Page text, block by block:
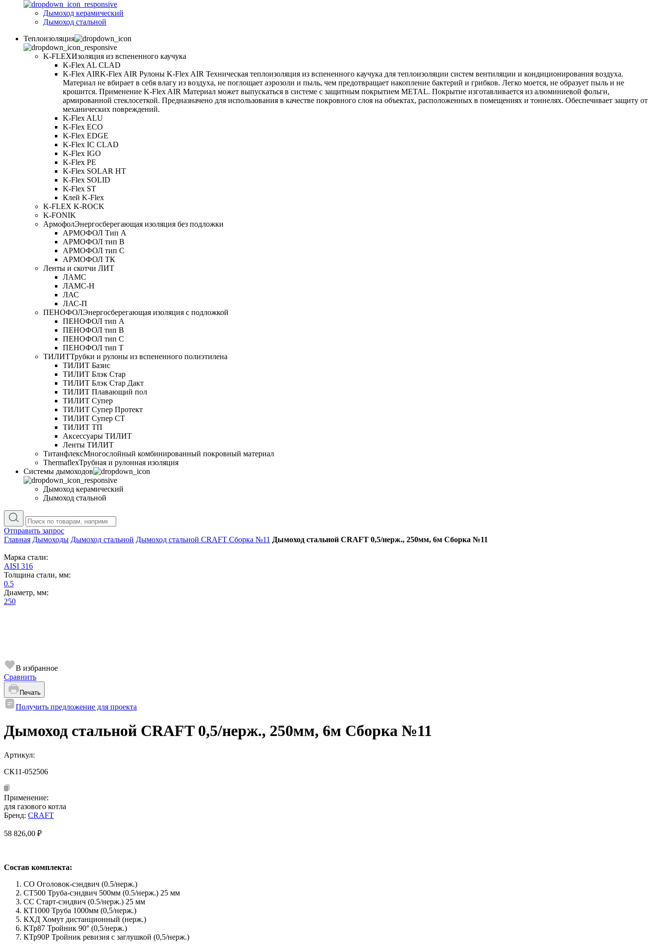
Дымоход керамический
Дымоход стальной
Теплоизоляция
K-FLEXИзоляция из вспененного каучука
K-Flex AL CLAD
K-Flex AIRK-Flex AIR Рулоны K-Flex AIR Техническая теплоизоляция из вспененного каучука для теплоизоляции систем вентиляции и кондиционирования воздуха.
Материал не вбирает в себя влагу из воздуха, не поглощает аэрозоли и пыль, чем предотвращает накопление бактерий и грибков. Легко моется, не образует пыль и не
крошится. Применение K-Flex AIR Материал может выпускаться в системе c защитным покрытием METAL. Покрытие изготавливается из алюминиевой фольги,
армированной стеклосеткой. Предназначено для использования в качестве покровного слоя на объектах, расположенных в помещениях и тоннелях. Обеспечивает защиту от
механических повреждений.
K-Flex ALU
K-Flex ECO
K-Flex EDGE
K-Flex IC CLAD
K-Flex IGO
K-Flex PE
K-Flex SOLAR HT
K-Flex SOLID
K-Flex ST
Клей K-Flex
K-FLEX K-ROCK
K-FONIK
АрмофолЭнергосберегающая изоляция без подложки
АРМОФОЛ Тип А
АРМОФОЛ тип В
АРМОФОЛ тип C
АРМОФОЛ ТК
Ленты и скотчи ЛИТ
ЛАМС
ЛАМС-Н
ЛАС
ЛАС-П
ПЕНОФОЛЭнергосберегающая изоляция с подложкой
ПЕНОФОЛ тип А
ПЕНОФОЛ тип B
ПЕНОФОЛ тип C
ПЕНОФОЛ тип T
ТИЛИТТрубки и рулоны из вспененного полиэтилена
ТИЛИТ Базис
ТИЛИТ Блэк Стар
ТИЛИТ Блэк Стар Дакт
ТИЛИТ Плавающий пол
ТИЛИТ Супер
ТИЛИТ Супер Протект
ТИЛИТ Супер СТ
ТИЛИТ ТП
Аксессуары ТИЛИТ
Ленты ТИЛИТ
ТитанфлексМногослойный комбинированный покровный материал
ThermaflexТрубная и рулонная изоляция
Cистемы дымоходов
Дымоход керамический
Дымоход стальной
Отправить запрос
Главная Дымоходы Дымоход стальной Дымоход стальной CRAFT Сборка №11 Дымоход стальной CRAFT 0,5/нерж., 250мм, 6м Сборка №11
Марка стали:
AISI 316
Толщина стали, мм:
0.5
Диаметр, мм:
250
В избранное
Сравнить
Печать
Получить предложение для проекта
Дымоход стальной CRAFT 0,5/нерж., 250мм, 6м Сборка №11
Артикул:
СК11-052506
Применение:
для газового котла
Бренд: CRAFT
58 826,00 ₽
Состав комплекта:
СО Оголовок-сэндвич (0.5/нерж.)
СТ500 Труба-сэндвич 500мм (0.5/нерж.) 25 мм
СС Старт-сэндвич (0.5/нерж.) 25 мм
КТ1000 Труба 1000мм (0,5/нерж.)
КХД Хомут дистанционный (нерж.)
КТр87 Тройник 90° (0,5/нерж.)
КТр90Р Тройник ревизия с заглушкой (0,5/нерж.)